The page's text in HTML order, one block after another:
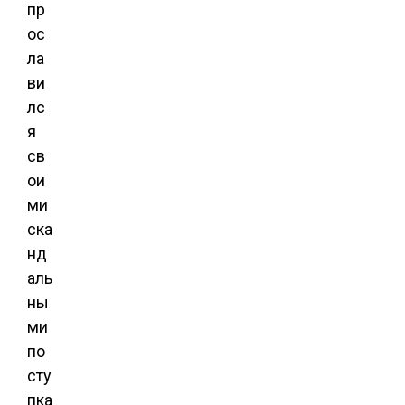
пр
ос
ла
ви
лс
я
св
ои
ми
ска
нд
аль
ны
ми
по
сту
пка